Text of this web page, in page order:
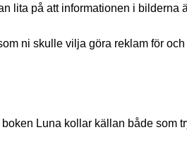
lita på att informationen i bilderna
ni skulle vilja göra reklam för
Luna kollar källan både som